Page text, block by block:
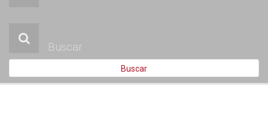
HISTÓRICO
Buscar